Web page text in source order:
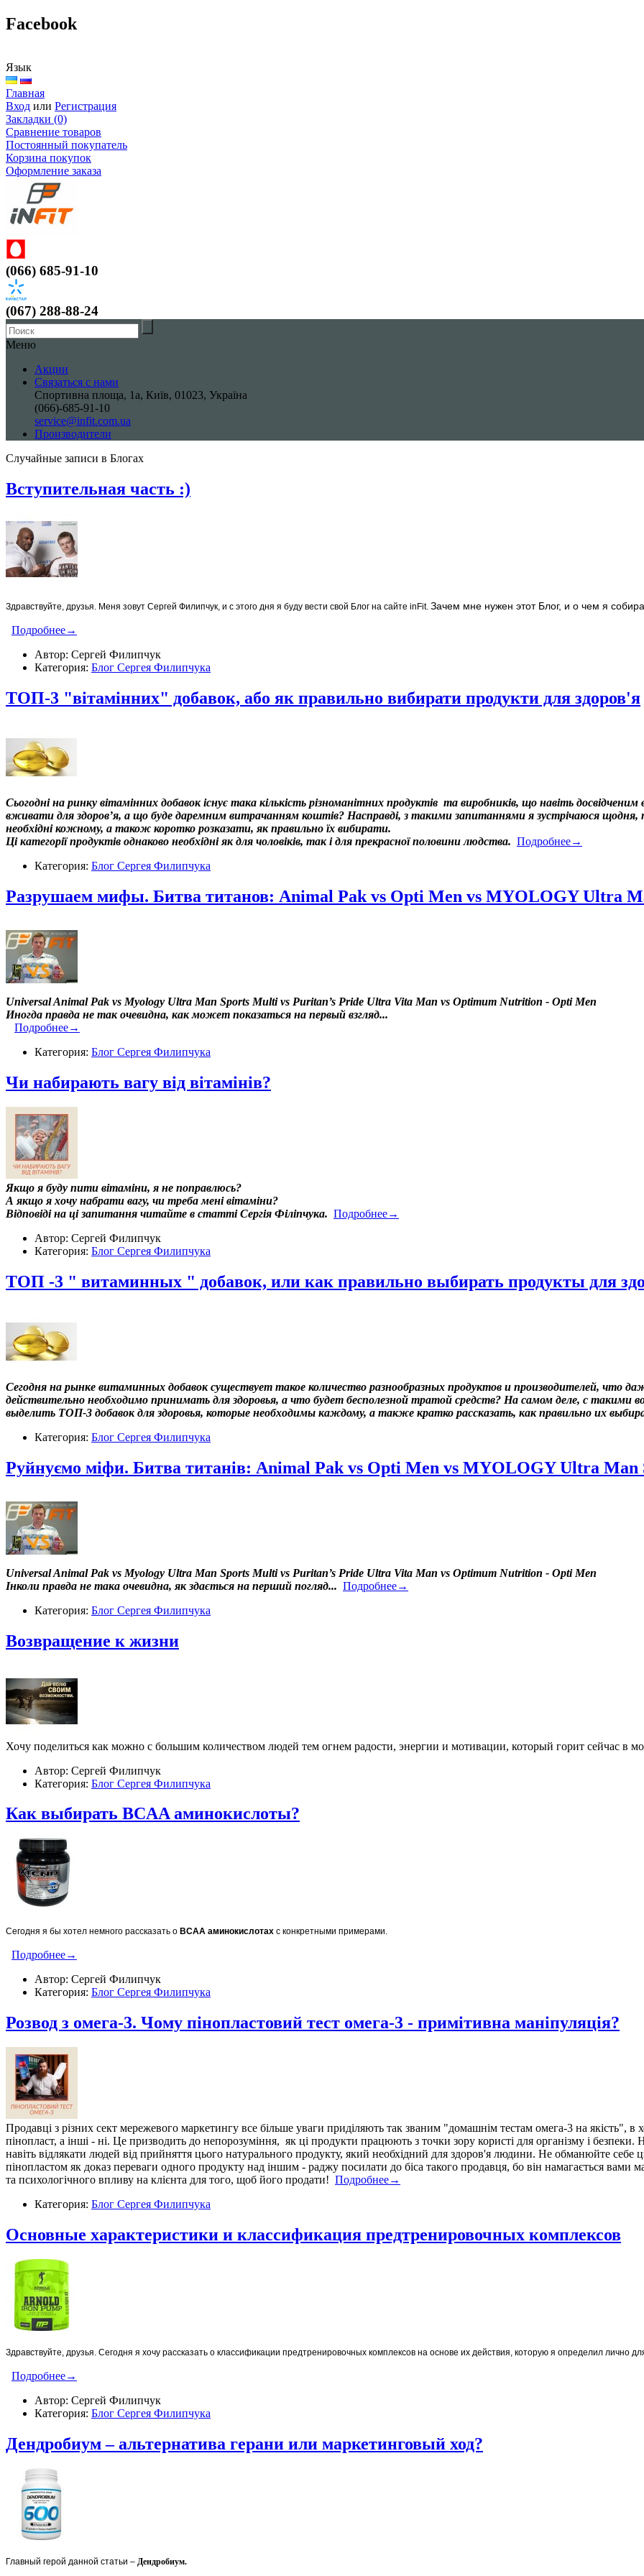
Facebook
Язык
Главная
Вход или Регистрация
Закладки (0)
Сравнение товаров
Постоянный покупатель
Корзина покупок
Оформление заказа
(066) 685-91-10
(067) 288-88-24
Меню
Акции
Связаться с нами
Спортивна площа, 1a, Київ, 01023, Україна
(066)-685-91-10
service@infit.com.ua
Производители
Случайные записи в Блогах
Вступительная часть :)
Здравствуйте, друзья. Меня зовут Сергей Филипчук, и с этого дня я буду вести свой Блог на сайте inFit. Зачем мне нужен этот Блог, и о чем я
Подробнее→
Автор: Сергей Филипчук
Категория: Блог Сергея Филипчука
ТОП-3 "вітамінних" добавок, або як правильно вибирати продукти для здоров'я
Сьогодні на ринку вітамінних добавок існує така кількість різноманітних продуктів та виробників, що навіть
вживати для здоров’я, а що буде даремним витрачанням коштів? Насправді, з такими запитаннями я зустрічаюся щодня,
необхідні кожному, а також коротко розказати, як правильно їх вибирати.
Ці категорії продуктів однаково необхідні як для чоловіків, так і для прекрасної половини людства. Подробнее→
Категория: Блог Сергея Филипчука
Разрушаем мифы. Битва титанов: Animal Pak vs Opti Men vs MYOLOGY Ultra
Universal Animal Pak vs Myology Ultra Man Sports Multi vs Puritan’s Pride Ultra Vita Man vs Optimum Nutrition - Opti Men
Иногда правда не так очевидна, как может показаться на первый взгляд...
Подробнее→
Категория: Блог Сергея Филипчука
Чи набирають вагу від вітамінів?
Якщо я буду пити вітаміни, я не поправлюсь?
А якщо я хочу набрати вагу, чи треба мені вітаміни?
Відповіді на ці запитання читайте в статті Сергія Філіпчука. Подробнее→
Автор: Сергей Филипчук
Категория: Блог Сергея Филипчука
ТОП -3 " витаминных " добавок, или как правильно выбирать продукты для
Сегодня на рынке витаминных добавок существует такое количество разнообразных продуктов и производителей, что
действительно необходимо принимать для здоровья, а что будет бесполезной тратой средств? На самом деле, с такими
выделить ТОП-3 добавок для здоровья, которые необходимы каждому, а также кратко рассказать, как правильно их
Категория: Блог Сергея Филипчука
Руйнуємо міфи. Битва титанів: Animal Pak vs Opti Men vs MYOLOGY Ultra
Universal Animal Pak vs Myology Ultra Man Sports Multi vs Puritan’s Pride Ultra Vita Man vs Optimum Nutrition - Opti Men
Інколи правда не така очевидна, як здається на перший погляд... Подробнее→
Категория: Блог Сергея Филипчука
​Возвращение к жизни
Хочу поделиться как можно с большим количеством людей тем огнем радости, энергии и мотивации, который горит сейчас в
Автор: Сергей Филипчук
Категория: Блог Сергея Филипчука
Как выбирать BCAA аминокислоты?
Сегодня я бы хотел немного рассказать о BCAA аминокислотах с конкретными примерами.
Подробнее→
Автор: Сергей Филипчук
Категория: Блог Сергея Филипчука
Розвод з омега-3. Чому пінопластовий тест омега-3 - примітивна маніпуляція?
Продавці з різних сект мережевого маркетингу все більше уваги приділяють так званим "домашнім тестам омега-3 на якість",
пінопласт, а інші - ні. Це призводить до непорозуміння, як ці продукти працюють з точки зору користі для організму і
навіть відлякати людей від прийняття цього натурального продукту, який необхідний для здоров'я людини. Не обманюйте
пінопластом як доказ переваги одного продукту над іншим - раджу посилати до біса такого продавця, бо він намагається вами
та психологічного впливу на клієнта для того, щоб його продати! Подробнее→
Категория: Блог Сергея Филипчука
Основные характеристики и классификация предтренировочных комплексов
Здравствуйте, друзья. Сегодня я хочу рассказать о классификации предтренировочных комплексов на основе их действия, которую я определил лично
Подробнее→
Автор: Сергей Филипчук
Категория: Блог Сергея Филипчука
Дендробиум – альтернатива герани или маркетинговый ход?
Главный герой данной статьи – Дендробиум.